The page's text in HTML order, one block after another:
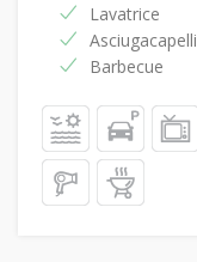
Lavatrice
Asciugacapelli
Barbecue